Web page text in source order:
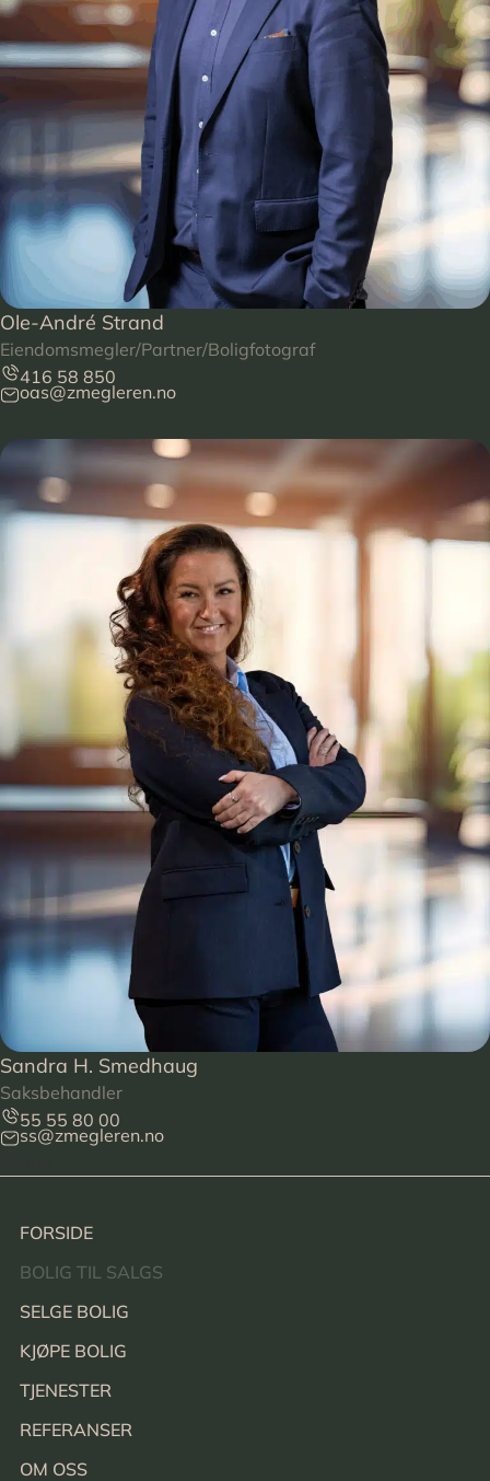
Ole-André Strand
Eiendomsmegler/Partner/Boligfotograf
416 58 850
oas@zmegleren.no
Sandra H. Smedhaug
Saksbehandler
55 55 80 00
ss@zmegleren.no
FORSIDE
BOLIG TIL SALGS
SELGE BOLIG
KJØPE BOLIG
TJENESTER
REFERANSER
OM OSS